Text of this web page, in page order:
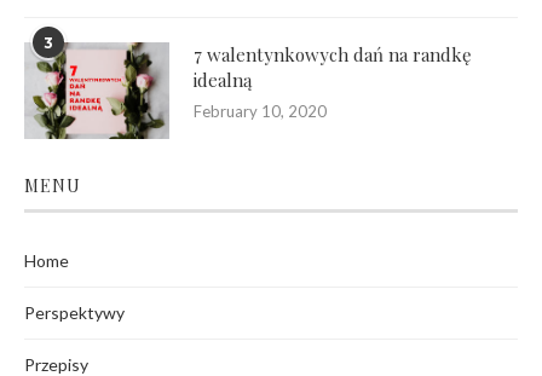
3
7 walentynkowych dań na randkę
idealną
February 10, 2020
MENU
Home
Perspektywy
Przepisy